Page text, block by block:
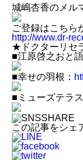
城嶋杏香のメル
ご登録はこちら
http://www.dr-
★ドクターリセ
■江原啓之おと語
■幸せの羽根：
■ミューズテラス
この記事をシェ